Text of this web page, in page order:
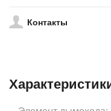
Контакты